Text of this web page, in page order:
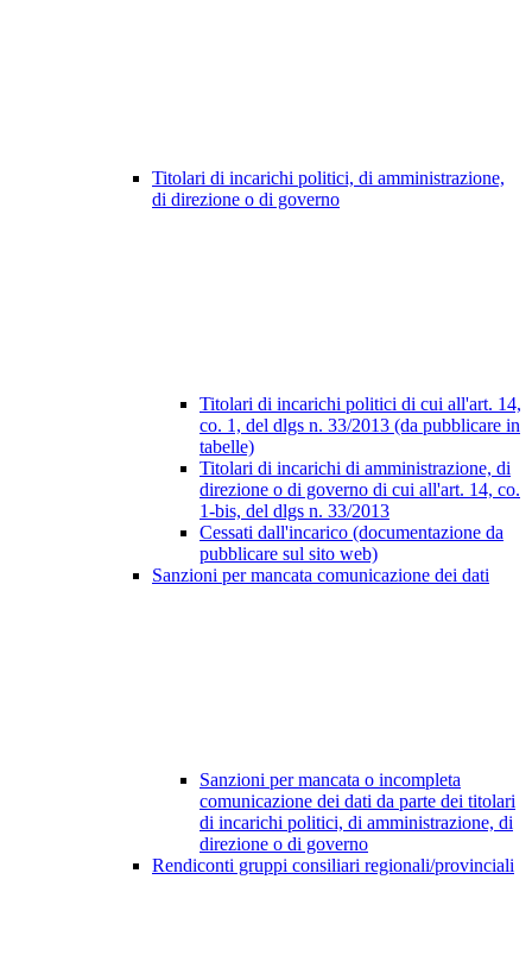
Titolari di incarichi politici, di amministrazione,
di direzione o di governo
Titolari di incarichi politici di cui all'art. 14,
co. 1, del dlgs n. 33/2013 (da pubblicare in
tabelle)
Titolari di incarichi di amministrazione, di
direzione o di governo di cui all'art. 14, co.
1-bis, del dlgs n. 33/2013
Cessati dall'incarico (documentazione da
pubblicare sul sito web)
Sanzioni per mancata comunicazione dei dati
Sanzioni per mancata o incompleta
comunicazione dei dati da parte dei titolari
di incarichi politici, di amministrazione, di
direzione o di governo
Rendiconti gruppi consiliari regionali/provinciali